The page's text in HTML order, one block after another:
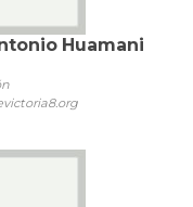
Huamani